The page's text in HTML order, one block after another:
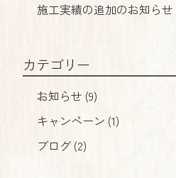
施工実績の追加のお知らせ
カテゴリー
お知らせ (9)
キャンペーン (1)
ブログ (2)